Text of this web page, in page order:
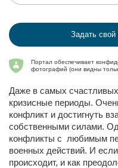
Задать свой
Портал обеспечивает
фотографий (они видны
Даже в самых
кризисные периоды.
конфликт и достигнуть
собственными силами.
конфликты с любимым
военных действий. И
происходит, и как